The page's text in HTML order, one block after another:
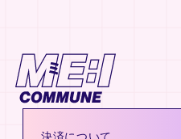
SERVICE
決済について